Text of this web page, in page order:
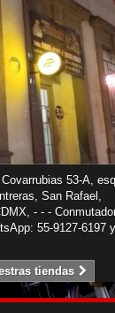
53-A,
San Rafael,
- - -
55-9127-6197
tiendas